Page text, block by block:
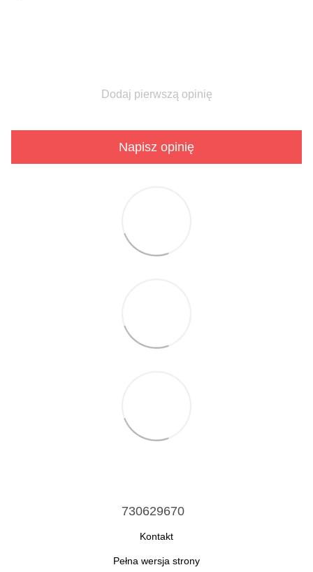
Dodaj pierwszą opinię
Napisz opinię
730629670
Kontakt
Pełna wersja strony